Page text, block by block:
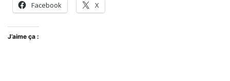
Facebook X
J’aime ça :